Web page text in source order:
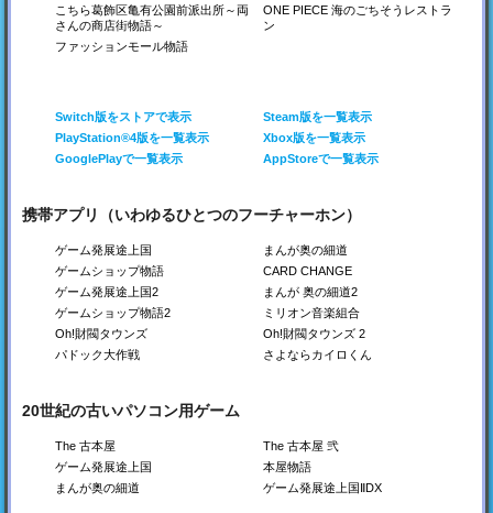
Steam
開店コンビニ日記
コンビニを経営しよう！
Switch
Steam
PS4
創作ハンバーガー堂 森林キャンプが丘
う！
Switch
Steam
PS4
こちら葛飾区亀有公園前派出所～両
さんの商店街物語～
ONE PIECE 海のごちそうレストラ
ン
ファッションモール物語
Switch版をストアで表示
Steam版を一覧表示
PlayStation®4版を一覧表示
Xbox版を一覧表示
GooglePlayで一覧表示
AppStoreで一覧表示
携帯アプリ（いわゆるひとつのフーチャーホン）
ゲーム発展途上国
まんが奥の細道
ゲームショップ物語
CARD CHANGE
ゲーム発展途上国2
まんが 奥の細道2
ゲームショップ物語2
ミリオン音楽組合
Oh!財閥タウンズ
Oh!財閥タウンズ 2
パドック大作戦
さよならカイロくん
20世紀の古いパソコン用ゲーム
The 古本屋
The 古本屋 弐
ゲーム発展途上国
本屋物語
まんが奥の細道
ゲーム発展途上国ⅡDX